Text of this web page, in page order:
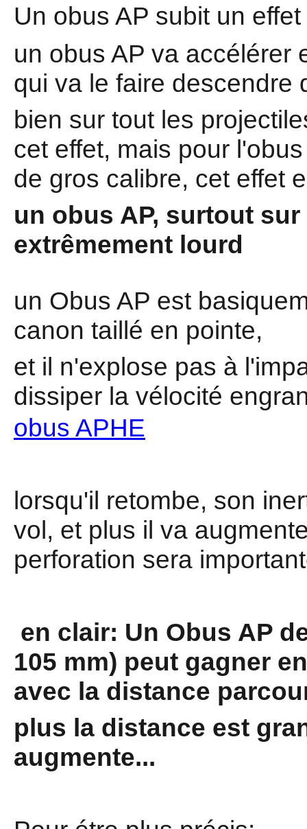
Un obus AP subit un
un obus AP va accélérer
qui va le faire descendre
bien sur tout les
cet effet, mais pour
de gros calibre, cet effet
un obus AP, surtout
extrêmement lourd
un Obus AP est
canon taillé en pointe,
et il n'explose pas à
dissiper la vélocité
obus APHE
lorsqu'il retombe, son
vol, et plus il va
perforation sera
en clair: Un Obus AP
105 mm) peut gagner
avec la distance
plus la distance est
augmente...